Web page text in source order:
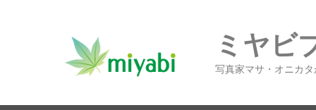
ミヤビ
写真家マサ・オニカ